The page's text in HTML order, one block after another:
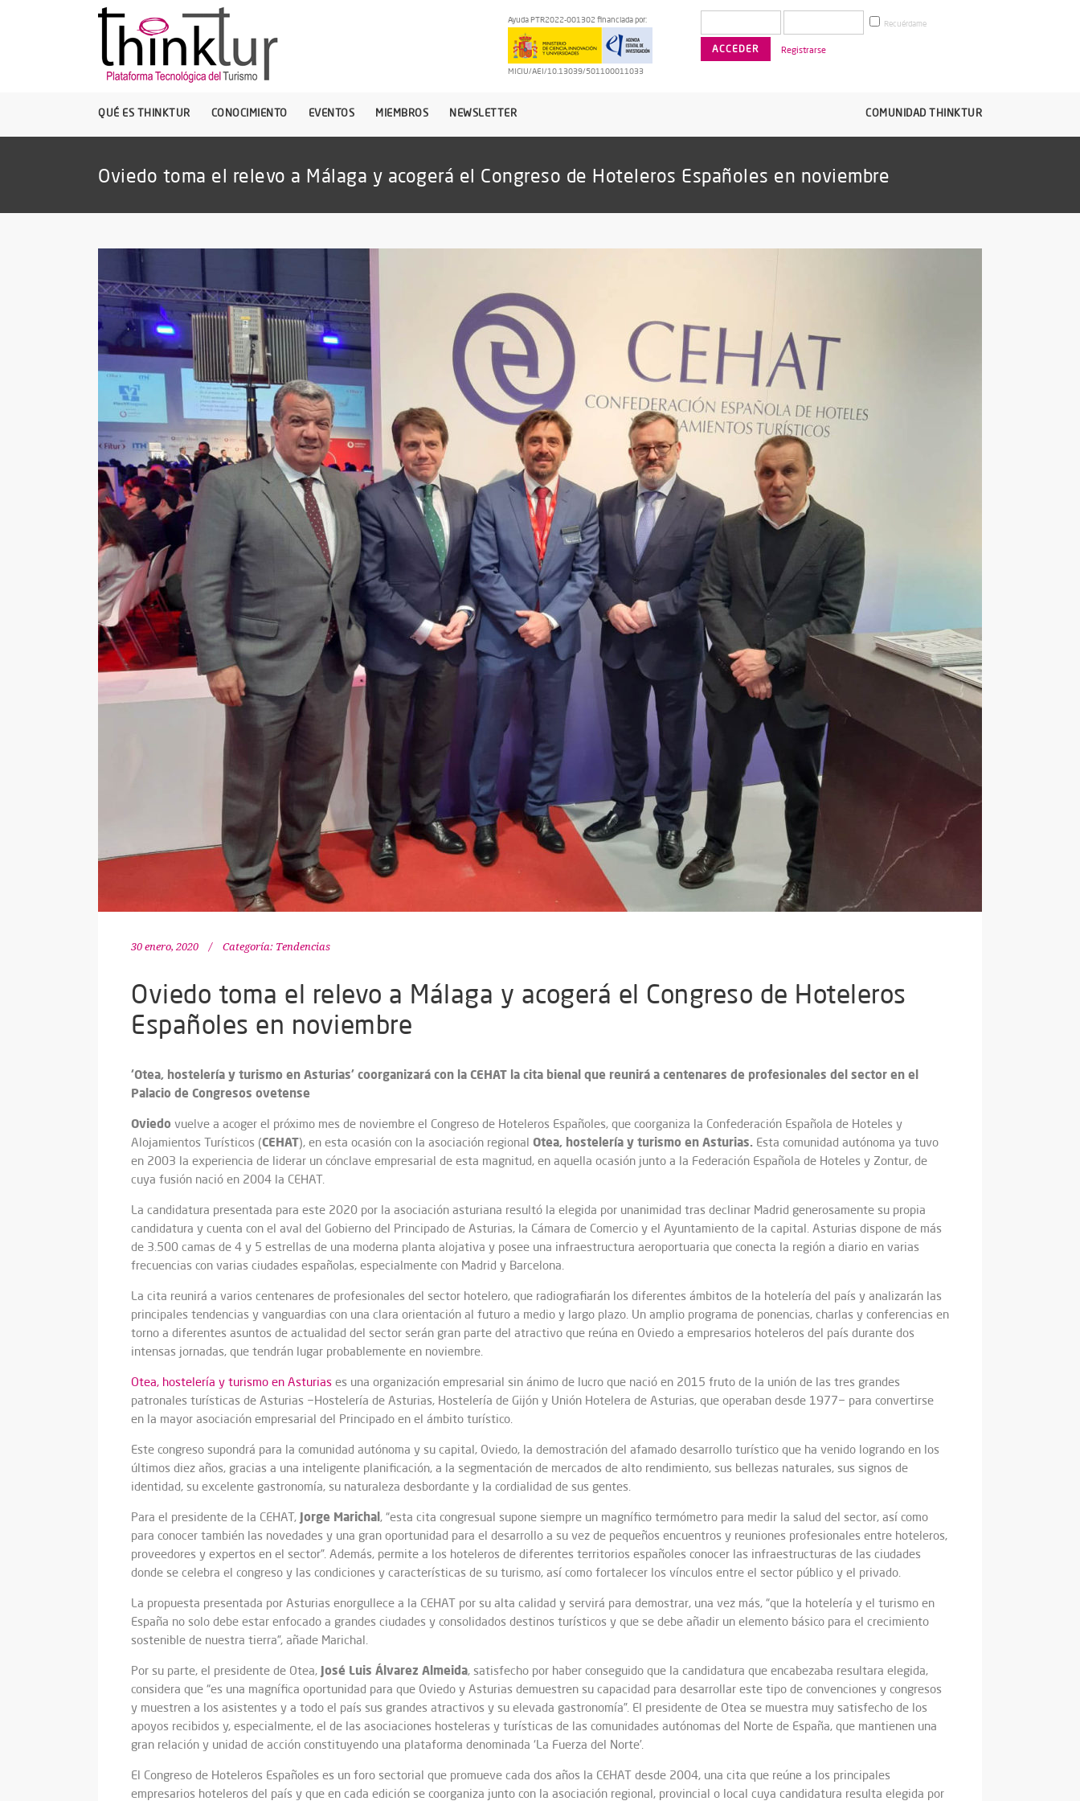
Ayuda PTR2022-001302 financiada por:
MICIU/AEI/10.13039/501100011033
Recuérdame
Registrarse
QUÉ ES THINKTUR CONOCIMIENTO EVENTOS MIEMBROS NEWSLETTER COMUNIDAD THINKTUR
Oviedo toma el relevo a Málaga y acogerá el Congreso de Hoteleros Españoles en noviembre
30 enero, 2020 Categoría: Tendencias
Oviedo toma el relevo a Málaga y acogerá el Congreso de Hoteleros
Españoles en noviembre
‘Otea, hostelería y turismo en Asturias’ coorganizará con la CEHAT la cita bienal que reunirá a centenares de profesionales del sector en el
Palacio de Congresos ovetense
Oviedo vuelve a acoger el próximo mes de noviembre el Congreso de Hoteleros Españoles, que coorganiza la Confederación Española de Hoteles y
Alojamientos Turísticos (CEHAT), en esta ocasión con la asociación regional Otea, hostelería y turismo en Asturias. Esta comunidad autónoma ya tuvo
en 2003 la experiencia de liderar un cónclave empresarial de esta magnitud, en aquella ocasión junto a la Federación Española de Hoteles y Zontur, de
cuya fusión nació en 2004 la CEHAT.
La candidatura presentada para este 2020 por la asociación asturiana resultó la elegida por unanimidad tras declinar Madrid generosamente su propia
candidatura y cuenta con el aval del Gobierno del Principado de Asturias, la Cámara de Comercio y el Ayuntamiento de la capital. Asturias dispone de más
de 3.500 camas de 4 y 5 estrellas de una moderna planta alojativa y posee una infraestructura aeroportuaria que conecta la región a diario en varias
frecuencias con varias ciudades españolas, especialmente con Madrid y Barcelona.
La cita reunirá a varios centenares de profesionales del sector hotelero, que radiografiarán los diferentes ámbitos de la hotelería del país y analizarán las
principales tendencias y vanguardias con una clara orientación al futuro a medio y largo plazo. Un amplio programa de ponencias, charlas y conferencias en
torno a diferentes asuntos de actualidad del sector serán gran parte del atractivo que reúna en Oviedo a empresarios hoteleros del país durante dos
intensas jornadas, que tendrán lugar probablemente en noviembre.
Otea, hostelería y turismo en Asturias es una organización empresarial sin ánimo de lucro que nació en 2015 fruto de la unión de las tres grandes
patronales turísticas de Asturias −Hostelería de Asturias, Hostelería de Gijón y Unión Hotelera de Asturias, que operaban desde 1977− para convertirse
en la mayor asociación empresarial del Principado en el ámbito turístico.
Este congreso supondrá para la comunidad autónoma y su capital, Oviedo, la demostración del afamado desarrollo turístico que ha venido logrando en los
últimos diez años, gracias a una inteligente planificación, a la segmentación de mercados de alto rendimiento, sus bellezas naturales, sus signos de
identidad, su excelente gastronomía, su naturaleza desbordante y la cordialidad de sus gentes.
Para el presidente de la CEHAT, Jorge Marichal, “esta cita congresual supone siempre un magnífico termómetro para medir la salud del sector, así como
para conocer también las novedades y una gran oportunidad para el desarrollo a su vez de pequeños encuentros y reuniones profesionales entre hoteleros,
proveedores y expertos en el sector”. Además, permite a los hoteleros de diferentes territorios españoles conocer las infraestructuras de las ciudades
donde se celebra el congreso y las condiciones y características de su turismo, así como fortalecer los vínculos entre el sector público y el privado.
La propuesta presentada por Asturias enorgullece a la CEHAT por su alta calidad y servirá para demostrar, una vez más, “que la hotelería y el turismo en
España no solo debe estar enfocado a grandes ciudades y consolidados destinos turísticos y que se debe añadir un elemento básico para el crecimiento
sostenible de nuestra tierra”, añade Marichal.
Por su parte, el presidente de Otea, José Luis Álvarez Almeida, satisfecho por haber conseguido que la candidatura que encabezaba resultara elegida,
considera que “es una magnífica oportunidad para que Oviedo y Asturias demuestren su capacidad para desarrollar este tipo de convenciones y congresos
y muestren a los asistentes y a todo el país sus grandes atractivos y su elevada gastronomía”. El presidente de Otea se muestra muy satisfecho de los
apoyos recibidos y, especialmente, el de las asociaciones hosteleras y turísticas de las comunidades autónomas del Norte de España, que mantienen una
gran relación y unidad de acción constituyendo una plataforma denominada ‘La Fuerza del Norte’.
El Congreso de Hoteleros Españoles es un foro sectorial que promueve cada dos años la CEHAT desde 2004, una cita que reúne a los principales
empresarios hoteleros del país y que en cada edición se coorganiza junto con la asociación regional, provincial o local cuya candidatura resulta elegida por